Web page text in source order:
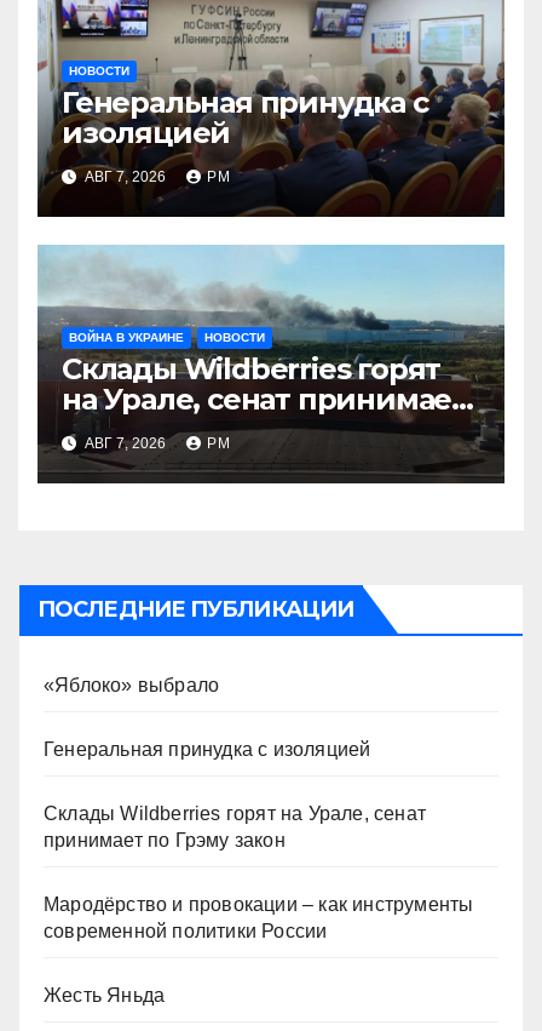
НОВОСТИ
Генеральная принудка с
изоляцией
АВГ 7, 2026 РМ
ВОЙНА В УКРАИНЕ НОВОСТИ
Склады Wildberries горят
на Урале, сенат принимает
по Грэму закон
АВГ 7, 2026 РМ
ПОСЛЕДНИЕ ПУБЛИКАЦИИ
«Яблоко» выбрало
Генеральная принудка с изоляцией
Склады Wildberries горят на Урале, сенат
принимает по Грэму закон
Мародёрство и провокации – как инструменты
современной политики России
Жесть Яньда